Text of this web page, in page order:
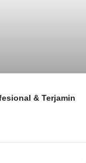
& Terjamin